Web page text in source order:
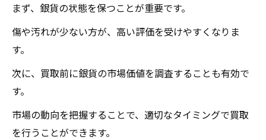
まず、銀貨の状態を保つことが重要です。
傷や汚れが少ない方が、高い評価を受けやすくなりま
す。
次に、買取前に銀貨の市場価値を調査することも有効で
す。
市場の動向を把握することで、適切なタイミングで買取
を行うことができます。